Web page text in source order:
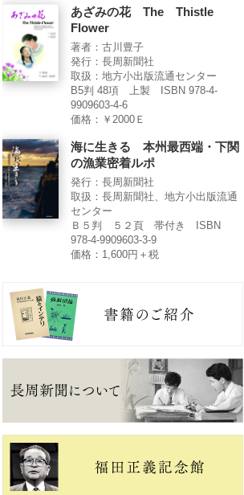
あざみの花 The Thistle
Flower
著者：古川豊子
発行：長周新聞社
取扱：地方小出版流通センター
B5判 48項 上製 ISBN 978-4-
9909603-4-6
価格：￥2000Ｅ
海に生きる 本州最西端・下関
の漁業密着ルポ
発行：長周新聞社
取扱：長周新聞社、地方小出版流通
センター
Ｂ５判 ５２頁 帯付き ISBN
978-4-9909603-3-9
価格：1,600円＋税